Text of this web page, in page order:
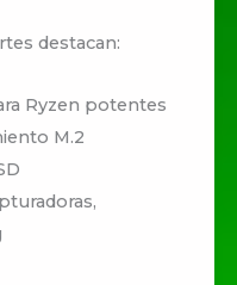
destacan:
Ryzen potentes
M.2